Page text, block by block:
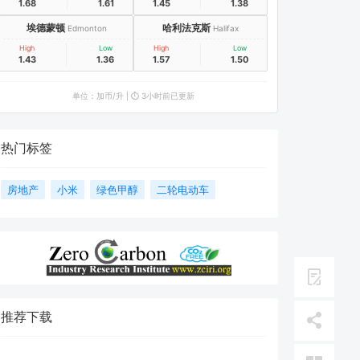
1.68 1.61 1.45 1.38
埃德蒙顿 Edmonton
High
1.43
Low
1.36
哈利法克斯 Halifax
High
1.57
Low
1.50
单位：加币/升 | ⏱️ 3小时前已更新
热门标签
房地产 小米 绿色甲醇 二轮电动车
推荐下载